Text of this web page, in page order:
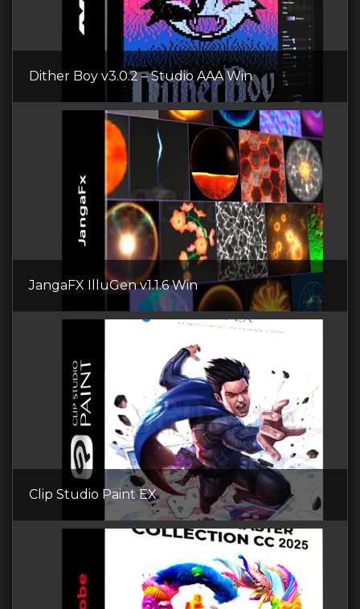
Dither Boy v3.0.2 – Studio AAA Win
JangaFX IlluGen v1.1.6 Win
Clip Studio Paint EX